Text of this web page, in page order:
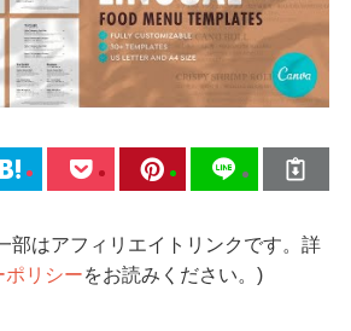
部はアフィリエイトリンクです。詳
ポリシーをお読みください。)